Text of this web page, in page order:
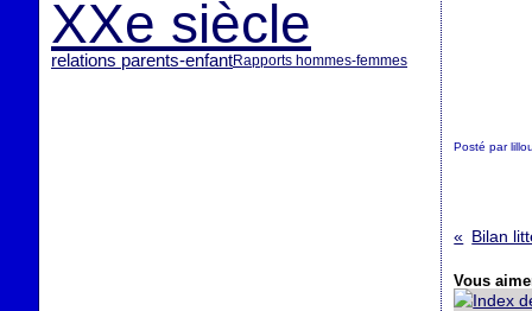
XXe siècle
relations parents-enfantRapports hommes-femmes
Posté par
Bilan
Vous